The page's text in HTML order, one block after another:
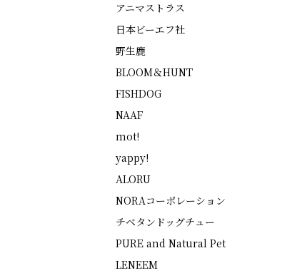
アニマストラス
日本ビーエフ社
野生鹿
BLOOM＆HUNT
FISHDOG
NAAF
mot!
yappy!
ALORU
NORAコーポレーション
チベタンドッグチュー
PURE and Natural Pet
LENEEM